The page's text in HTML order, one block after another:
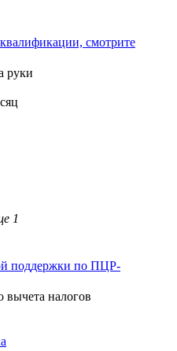
смотрите
руки
1
поддержки по ПЦР-
вычета налогов